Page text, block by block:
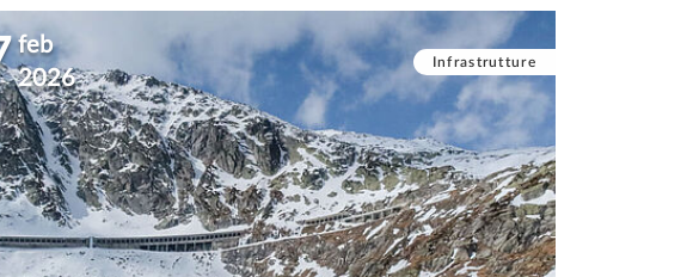
feb
2026
Infrastrutture